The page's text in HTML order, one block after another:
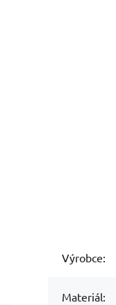
Výrobce:
Materiál: